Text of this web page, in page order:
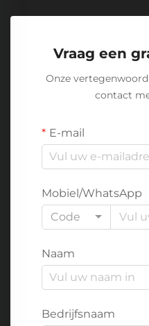
Vraag een
Onze
contact
E-mail
Mobiel/WhatsApp
Code
Naam
Bedrijfsnaam